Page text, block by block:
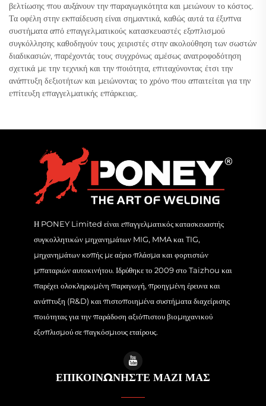
βελτίωσης που αυξάνουν την παραγωγικότητα και μειώνουν το κόστος.
Τα οφέλη στην εκπαίδευση είναι σημαντικά, καθώς αυτά τα έξυπνα
συστήματα από επαγγελματικούς κατασκευαστές εξοπλισμού
συγκόλλησης καθοδηγούν τους χειριστές στην ακολούθηση των σωστών
διαδικασιών, παρέχοντάς τους συγχρόνως αμέσως ανατροφοδότηση
σχετικά με την τεχνική και την ποιότητα, επιταχύνοντας έτσι την
ανάπτυξη δεξιοτήτων και μειώνοντας το χρόνο που απαιτείται για την
επίτευξη επαγγελματικής επάρκειας.
Η PONEY Limited είναι επαγγελματικός κατασκευαστής
συγκολλητικών μηχανημάτων MIG, MMA και TIG,
μηχανημάτων κοπής με αέριο πλάσμα και φορτιστών
μπαταριών αυτοκινήτου. Ιδρύθηκε το 2009 στο Taizhou και
παρέχει ολοκληρωμένη παραγωγή, προηγμένη έρευνα και
ανάπτυξη (R&D) και πιστοποιημένα συστήματα διαχείρισης
ποιότητας για την παράδοση αξιόπιστου βιομηχανικού
εξοπλισμού σε παγκόσμιους εταίρους.
ΕΠΙΚΟΙΝΩΝΗΣΤΕ ΜΑΖΙ ΜΑΣ